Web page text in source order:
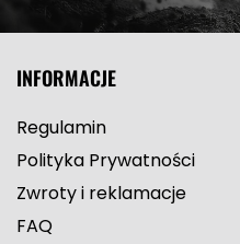
INFORMACJE
Regulamin
Polityka Prywatności
Zwroty i reklamacje
FAQ